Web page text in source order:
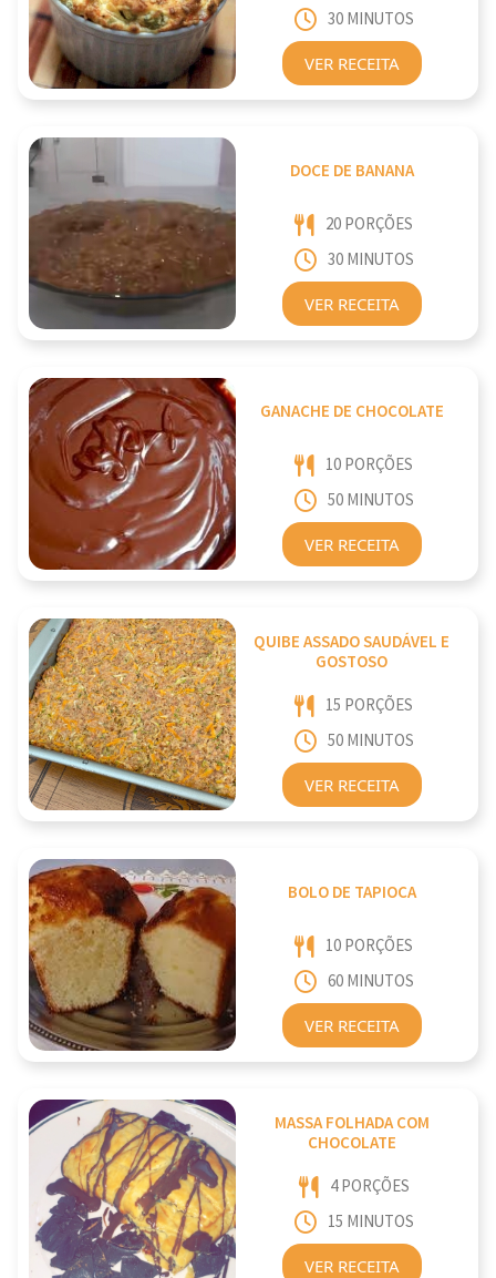
30 MINUTOS
VER RECEITA
DOCE DE BANANA
20 PORÇÕES
30 MINUTOS
VER RECEITA
GANACHE DE CHOCOLATE
10 PORÇÕES
50 MINUTOS
VER RECEITA
QUIBE ASSADO SAUDÁVEL E
GOSTOSO
15 PORÇÕES
50 MINUTOS
VER RECEITA
BOLO DE TAPIOCA
10 PORÇÕES
60 MINUTOS
VER RECEITA
MASSA FOLHADA COM
CHOCOLATE
4 PORÇÕES
15 MINUTOS
VER RECEITA